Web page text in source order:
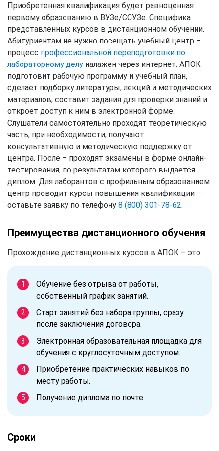
Приобретенная квалификация будет равноценная
первому образованию в ВУЗе/ССУЗе. Специфика
представленных курсов в дистанционном обучении.
Абитуриентам не нужно посещать учебный центр –
процесс профессиональной переподготовки по
лабораторному делу налажен через интернет. АПОК
подготовит рабочую программу и учебный план,
сделает подборку литературы, лекций и методических
материалов, составит задания для проверки знаний и
откроет доступ к ним в электронной форме.
Слушатели самостоятельно проходят теоретическую
часть, при необходимости, получают
консультативную и методическую поддержку от
центра. После – проходят экзамены в форме онлайн-
тестирования, по результатам которого выдается
диплом. Для лаборантов с профильным образованием
центр проводит курсы повышения квалификации –
оставьте заявку по телефону 8 (800) 301-78-62.
Преимущества дистанционного обучения
Прохождение дистанционных курсов в АПОК – это:
Обучение без отрыва от работы,
собственный график занятий.
Старт занятий без набора группы, сразу
после заключения договора.
Электронная образовательная площадка для
обучения с круглосуточным доступом.
Приобретение практических навыков по
месту работы.
Получение диплома по почте.
Сроки